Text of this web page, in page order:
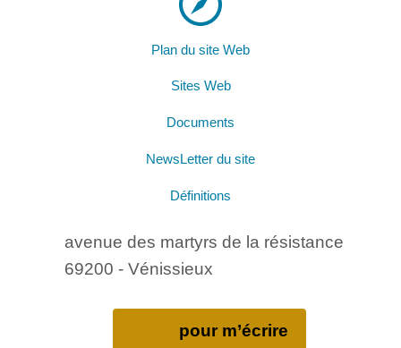
Plan du site Web
Sites Web
Documents
NewsLetter du site
Définitions
avenue des martyrs de la résistance
69200 - Vénissieux
pour m’écrire